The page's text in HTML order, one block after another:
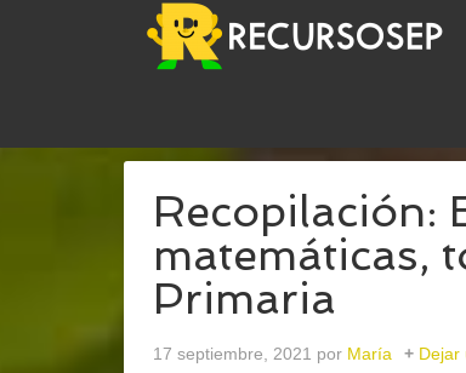
Recopilación:
matemáticas,
Primaria
17 septiembre, 2021 por María Dejar